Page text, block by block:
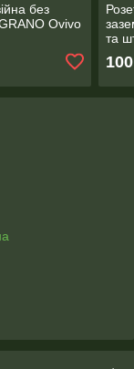
без
Ovivo
та
100